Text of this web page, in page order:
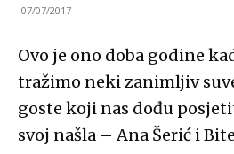
07/07/2017
Ovo je ono doba godine
tražimo neki zanimljiv
goste koji nas dođu
svoj našla – Ana Šerić i